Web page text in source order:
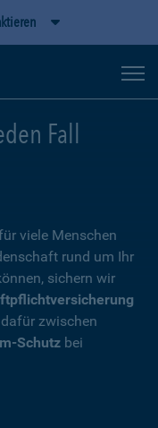
Fall
viele Menschen
rund um Ihr
sichern wir
zwischen
Schutz bei